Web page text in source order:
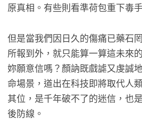
原真相。有些則看準荷包重下毒
但是當我們因日久的傷痛已藥石
所報到外，就只能算一算這未來
妳願意信嗎？顏訥既戲謔又虔誠
命場景，道出在科技即將取代人
其位，是千年破不了的迷信，也
後防線。